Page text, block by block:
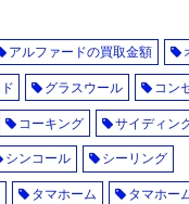
アルファードの買取金額
グラスウール コン
コーキング サイディン
シンコール シーリング
タマホーム タマホー